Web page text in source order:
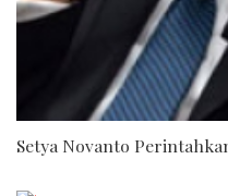
Setya Novanto